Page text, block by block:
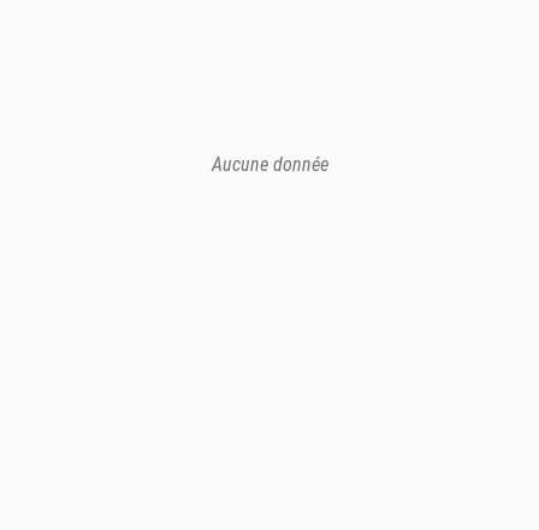
Aucune donnée